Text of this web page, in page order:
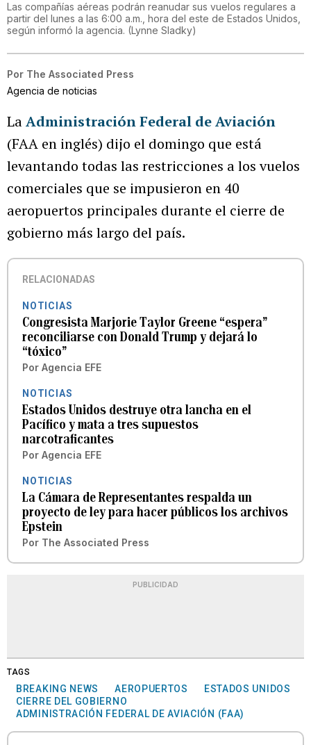
Las compañías aéreas podrán reanudar sus vuelos regulares a
partir del lunes a las 6:00 a.m., hora del este de Estados Unidos,
según informó la agencia. (Lynne Sladky)
Por The Associated Press
Agencia de noticias
LaAdministración Federal de Aviación
(FAA en inglés) dijo el domingo que está
levantando todas las restricciones a los vuelos
comerciales que se impusieron en 40
aeropuertos principales durante el cierre de
gobierno más largo del país.
RELACIONADAS
NOTICIAS
Congresista Marjorie Taylor Greene “espera”
reconciliarse con Donald Trump y dejará lo
“tóxico”
Por Agencia EFE
NOTICIAS
Estados Unidos destruye otra lancha en el
Pacífico y mata a tres supuestos
narcotraficantes
Por Agencia EFE
NOTICIAS
La Cámara de Representantes respalda un
proyecto de ley para hacer públicos los archivos
Epstein
Por The Associated Press
PUBLICIDAD
TAGS
BREAKING NEWS AEROPUERTOS
ESTADOS UNIDOS
CIERRE DEL GOBIERNO
ADMINISTRACIÓN FEDERAL DE AVIACIÓN (FAA)